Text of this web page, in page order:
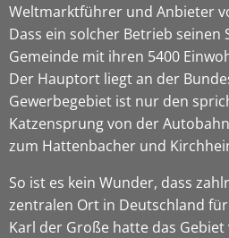
Weltmarktführer und Anbieter
Dass ein solcher Betrieb seinen
Gemeinde mit ihren 5400
Der Hauptort liegt an der
Gewerbegebiet ist nur den
Katzensprung von der
zum Hattenbacher und
So ist es kein Wunder, dass
zentralen Ort in Deutschland
Karl der Große hatte das